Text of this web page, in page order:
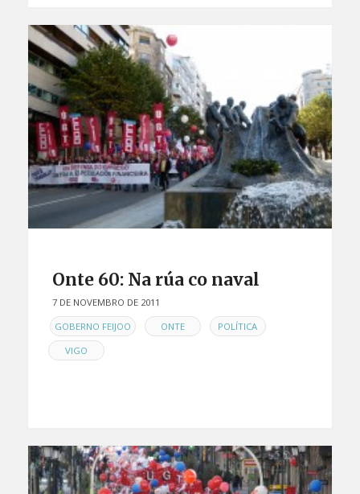
Onte 60: Na rúa co naval
7 DE NOVEMBRO DE 2011
ENGOBERNO FEIJOO , ONTE , POLÍTICA ,
VIGO